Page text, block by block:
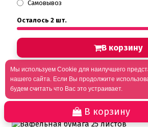
В корзину
Самовывоз
Осталось 2 шт.
В корзину
Мы используем Cookie для наилучшего
нашего сайта. Если Вы продолжите
будем считать что Вас это устраивает.